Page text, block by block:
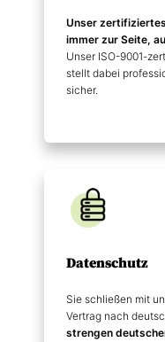
Unser
immer zur Seite,
Unser ISO-9001-
stellt dabei
sicher.
Datenschutz
Sie schließen mit
Vertrag nach
strengen